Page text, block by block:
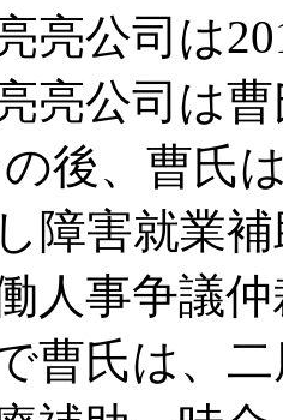
亮公司は
亮公司は
後、曹氏
障害就業
人事争議
曹氏は、